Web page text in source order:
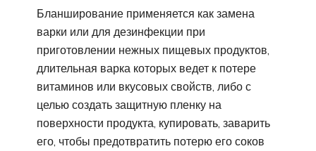
Бланширование применяется как замена
варки или для дезинфекции при
приготовлении нежных пищевых продуктов,
длительная варка которых ведет к потере
витаминов или вкусовых свойств, либо с
целью создать защитную пленку на
поверхности продукта, купировать, заварить
его, чтобы предотвратить потерю его соков